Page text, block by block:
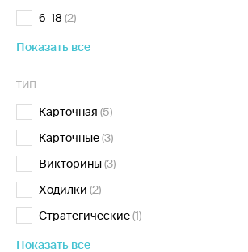
6-18 (2)
Показать все
ТИП
Карточная (5)
Карточные(3)
Викторины(3)
Ходилки (2)
Стратегические(1)
Показать все